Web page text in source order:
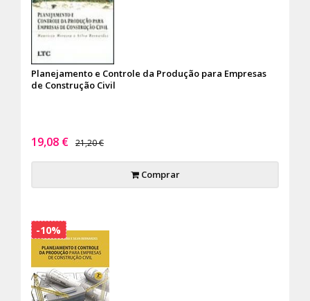
Planejamento e Controle da Produção para Empresas
de Construção Civil
19,08 € 21,20 €
Comprar
-10%